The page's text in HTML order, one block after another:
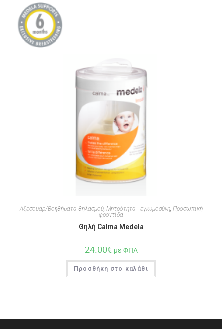
Αξεσουάρ/Βοηθήματα θηλασμού, Μητρότητα - εγκυμοσύνη, Προσωπική
φροντίδα
Θηλή Calma Medela
24.00€ με ΦΠΑ
Προσθήκη στο καλάθι